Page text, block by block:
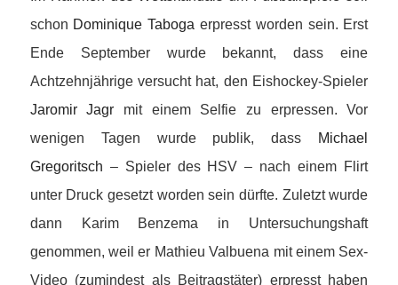
schon Dominique Taboga erpresst worden sein. Erst
Ende September wurde bekannt, dass eine
Achtzehnjährige versucht hat, den Eishockey-Spieler
Jaromir Jagr mit einem Selfie zu erpressen. Vor
wenigen Tagen wurde publik, dass Michael
Gregoritsch – Spieler des HSV – nach einem Flirt
unter Druck gesetzt worden sein dürfte. Zuletzt wurde
dann Karim Benzema in Untersuchungshaft
genommen, weil er Mathieu Valbuena mit einem Sex-
Video (zumindest als Beitragstäter) erpresst haben